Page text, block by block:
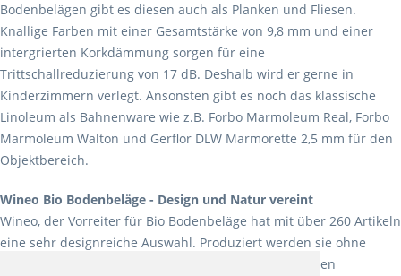
Bodenbelägen gibt es diesen auch als Planken und Fliesen.
Knallige Farben mit einer Gesamtstärke von 9,8 mm und einer
intergrierten Korkdämmung sorgen für eine
Trittschallreduzierung von 17 dB. Deshalb wird er gerne in
Kinderzimmern verlegt. Ansonsten gibt es noch das klassische
Linoleum als Bahnenware wie z.B. Forbo Marmoleum Real, Forbo
Marmoleum Walton und Gerflor DLW Marmorette 2,5 mm für den
Objektbereich.
Wineo Bio Bodenbeläge - Design und Natur vereint
Wineo, der Vorreiter für Bio Bodenbeläge hat mit über 260 Artikeln
eine sehr designreiche Auswahl. Produziert werden sie ohne
Weichmacher und Lösungsmittel. Mit allen verfügbaren